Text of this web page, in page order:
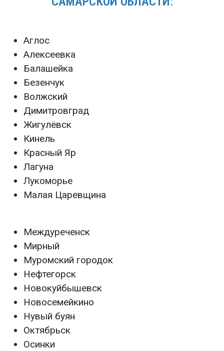
Аглос
Алексеевка
Балашейка
Безенчук
Волжский
Димитровград
Жигулёвск
Кинель
Красный Яр
Лагуна
Лукоморье
Малая Царевщина
Междуреченск
Мирный
Муромский городок
Нефтегорск
Новокуйбышевск
Новосемейкино
Нувый буян
Октябрьск
Осинки